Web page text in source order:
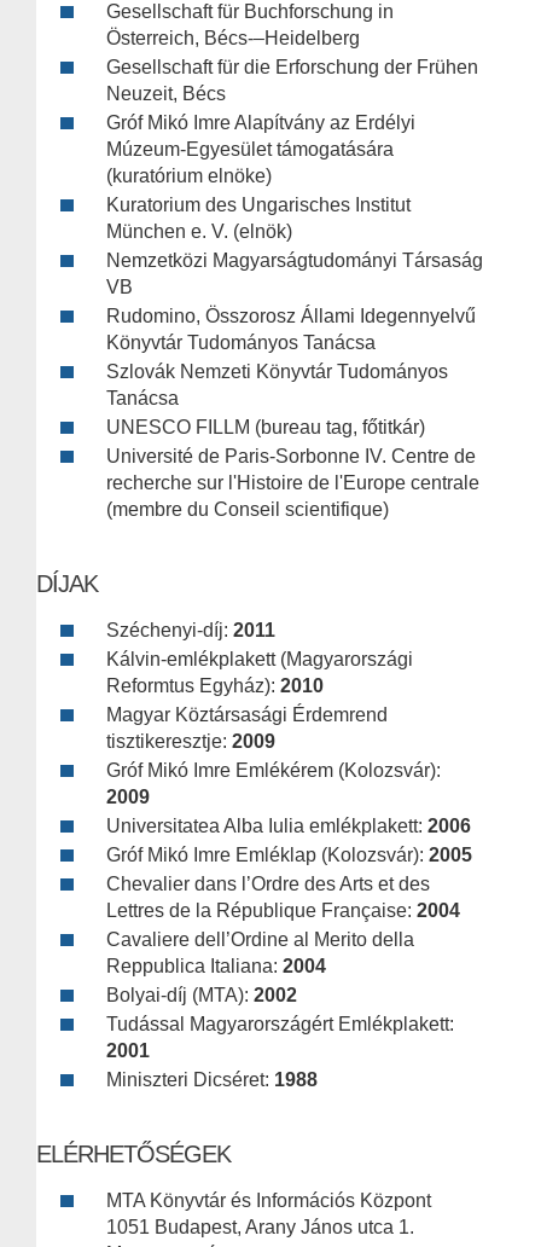
Gesellschaft für Buchforschung in
Österreich, Bécs-–Heidelberg
Gesellschaft für die Erforschung der Frühen
Neuzeit, Bécs
Gróf Mikó Imre Alapítvány az Erdélyi
Múzeum-Egyesület támogatására
(kuratórium elnöke)
Kuratorium des Ungarisches Institut
München e. V. (elnök)
Nemzetközi Magyarságtudományi Társaság
VB
Rudomino, Összorosz Állami Idegennyelvű
Könyvtár Tudományos Tanácsa
Szlovák Nemzeti Könyvtár Tudományos
Tanácsa
UNESCO FILLM (bureau tag, főtitkár)
Université de Paris-Sorbonne IV. Centre de
recherche sur l'Histoire de l'Europe centrale
(membre du Conseil scientifique)
DÍJAK
Széchenyi-díj: 2011
Kálvin-emlékplakett (Magyarországi
Reformtus Egyház): 2010
Magyar Köztársasági Érdemrend
tisztikeresztje: 2009
Gróf Mikó Imre Emlékérem (Kolozsvár):
2009
Universitatea Alba Iulia emlékplakett: 2006
Gróf Mikó Imre Emléklap (Kolozsvár): 2005
Chevalier dans l’Ordre des Arts et des
Lettres de la République Française: 2004
Cavaliere dell’Ordine al Merito della
Reppublica Italiana: 2004
Bolyai-díj (MTA): 2002
Tudással Magyarországért Emlékplakett:
2001
Miniszteri Dicséret: 1988
ELÉRHETŐSÉGEK
MTA Könyvtár és Információs Központ
1051 Budapest, Arany János utca 1.